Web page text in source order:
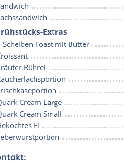
Extras
Scheiben Toast mit Butter
Rührei
Cream Large
Cream Small
Ei